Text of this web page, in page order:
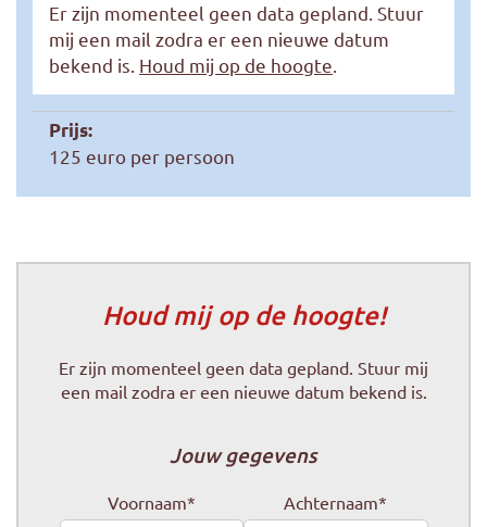
Er zijn momenteel geen data gepland. Stuur
mij een mail zodra er een nieuwe datum
bekend is. Houd mij op de hoogte.
Prijs:
125 euro per persoon
Houd mij op de hoogte!
Er zijn momenteel geen data gepland. Stuur mij
een mail zodra er een nieuwe datum bekend is.
Jouw gegevens
Voornaam* Achternaam*